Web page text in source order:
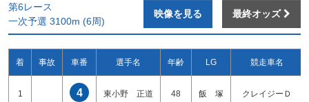
第6レース
一次予選 3100m (6周)
映像を見る 最終オッズ
着 事故 車番 選手名 年齢 LG 競走車名
1 4 東小野 正道 48 飯 塚 クレイジーＤ